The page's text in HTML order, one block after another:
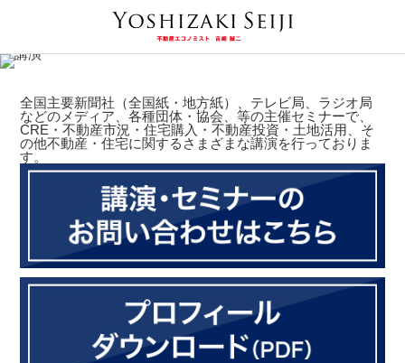
全国主要新聞社（全国紙・地方紙）、テレビ局、ラジオ局
などのメディア、各種団体・協会、等の主催セミナーで、
CRE・不動産市況・住宅購入・不動産投資・土地活用、そ
の他不動産・住宅に関するさまざまな講演を行っておりま
す。